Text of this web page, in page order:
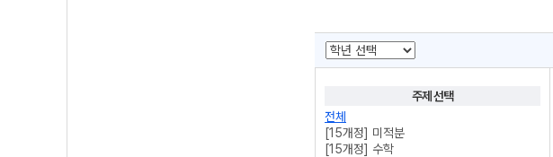
주제 선택
전체
[15개정] 미적분
[15개정] 수학